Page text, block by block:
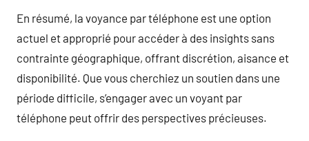
En résumé, la voyance par téléphone est une option
actuel et approprié pour accéder à des insights sans
contrainte géographique, offrant discrétion, aisance et
disponibilité. Que vous cherchiez un soutien dans une
période difficile, s’engager avec un voyant par
téléphone peut offrir des perspectives précieuses.